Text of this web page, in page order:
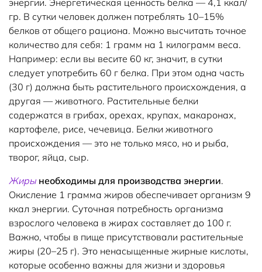
гр. В сутки человек должен потреблять 10–15%
белков от общего рациона. Можно высчитать точное
количество для себя: 1 грамм на 1 килограмм веса.
Например: если вы весите 60 кг, значит, в сутки
следует употребить 60 г белка. При этом одна часть
(30 г) должна быть растительного происхождения, а
другая — животного. Растительные белки
содержатся в грибах, орехах, крупах, макаронах,
картофеле, рисе, чечевица. Белки животного
происхождения — это не только мясо, но и рыба,
творог, яйца, сыр.
Жиры необходимы для производства энергии.
Окисление 1 грамма жиров обеспечивает организм 9
ккал энергии. Суточная потребность организма
взрослого человека в жирах составляет до 100 г.
Важно, чтобы в пище присутствовали растительные
жиры (20–25 г). Это ненасыщенные жирные кислоты,
которые особенно важны для жизни и здоровья